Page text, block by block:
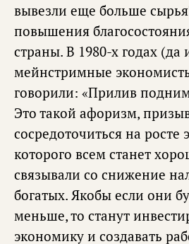
вывезли еще больше
повышения
страны. В 1980-х годах (да
мейнстримные
говорили: «Прилив
Это такой афоризм,
сосредоточиться на росте
которого всем станет
связывали со снижение
богатых. Якобы если они
меньше, то станут
экономику и создавать